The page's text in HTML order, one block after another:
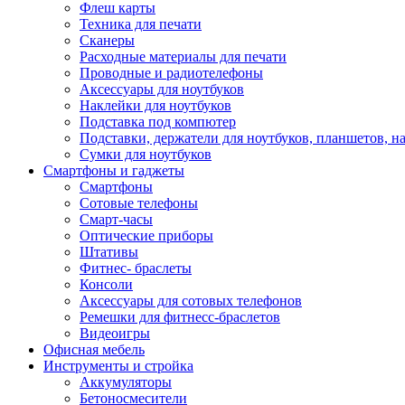
Флеш карты
Техника для печати
Сканеры
Расходные материалы для печати
Проводные и радиотелефоны
Аксессуары для ноутбуков
Наклейки для ноутбуков
Подставка под компютер
Подставки, держатели для ноутбуков, планшетов,
Сумки для ноутбуков
Смартфоны и гаджеты
Смартфоны
Сотовые телефоны
Смарт-часы
Оптические приборы
Штативы
Фитнес- браслеты
Консоли
Аксессуары для сотовых телефонов
Ремешки для фитнесс-браслетов
Видеоигры
Офисная мебель
Инструменты и стройка
Аккумуляторы
Бетоносмесители